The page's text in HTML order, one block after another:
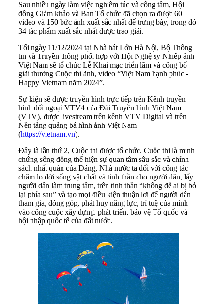
Sau nhiều ngày làm việc nghiêm túc và công tâm, Hội
đồng Giám khảo và Ban Tổ chức đã chọn ra được 60
video và 150 bức ảnh xuất sắc nhất để trưng bày, trong đó
34 tác phẩm xuất sắc nhất được trao giải.
Tối ngày 11/12/2024 tại Nhà hát Lớn Hà Nội, Bộ Thông
tin và Truyền thông phối hợp với Hội Nghệ sỹ Nhiếp ảnh
Việt Nam sẽ tổ chức Lễ Khai mạc triển lãm và công bố
giải thưởng Cuộc thi ảnh, video “Việt Nam hạnh phúc -
Happy Vietnam năm 2024”.
Sự kiện sẽ được truyền hình trực tiếp trên Kênh truyền
hình đối ngoại VTV4 của Đài Truyền hình Việt Nam
(VTV), được livestream trên kênh VTV Digital và trên
Nền tảng quảng bá hình ảnh Việt Nam
(https://vietnam.vn).
Đây là lần thứ 2, Cuộc thi được tổ chức. Cuộc thi là minh
chứng sống động thể hiện sự quan tâm sâu sắc và chính
sách nhất quán của Đảng, Nhà nước ta đối với công tác
chăm lo đời sống vật chất và tinh thần cho người dân, lấy
người dân làm trung tâm, trên tinh thần “không để ai bị bỏ
lại phía sau” và tạo mọi điều kiện thuận lơi để người dân
tham gia, đóng góp, phát huy năng lực, trí tuệ của mình
vào công cuộc xây dựng, phát triển, bảo vệ Tổ quốc và
hội nhập quốc tế của đất nước.